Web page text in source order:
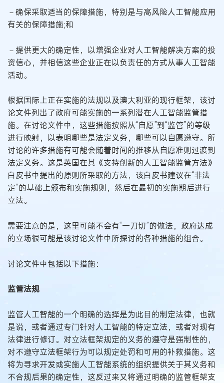
－确保采取适当的保障措施，特别是与高风险人工智能应用
有关的保障措施;和
－提供更大的确定性，以增强企业对人工智能解决方案的投
资信心，并相信这些企业正在以负责任的方式从事人工智能
活动。
根据国际上正在实施的法规以及澳大利亚的现行框架，该讨
论文件列出了政府可能实施的一系列潜在人工智能监管措
施。在讨论文件中，这些措施按照从“自愿”到“监管”的等级
进行映射，以表明哪些是法定义务，哪些可以自愿遵守。所
讨论的许多措施有可能会随着时间的推移从自愿准则过渡到
法定义务。这是英国在其《支持创新的人工智能监管方法》
白皮书中提出的原则所采取的方法，该白皮书建议在“非法
定”的基础上颁布和实施规则，然后在最初的实施期后进行
立法。
需要注意的是，这里可能不会有“一刀切”的做法，政府达成
的立场很可能是该讨论文件中所探讨的各种措施的组合。
讨论文件中包括以下措施：
监管法规
监管人工智能的一个明确的选择是为此目的制定法律，也就
是说，或者通过专门针对人工智能的特定立法，或者对现有
法律进行修订。对立法框架规定的义务的遵守是强制性的，
对不遵守立法框架行为可以规定处罚和可用的补救措施。这
将为寻求开发或实施人工智能系统的组织提供关于其义务和
不合规后果的确定性，这反过来又将通过明确的监管框架支